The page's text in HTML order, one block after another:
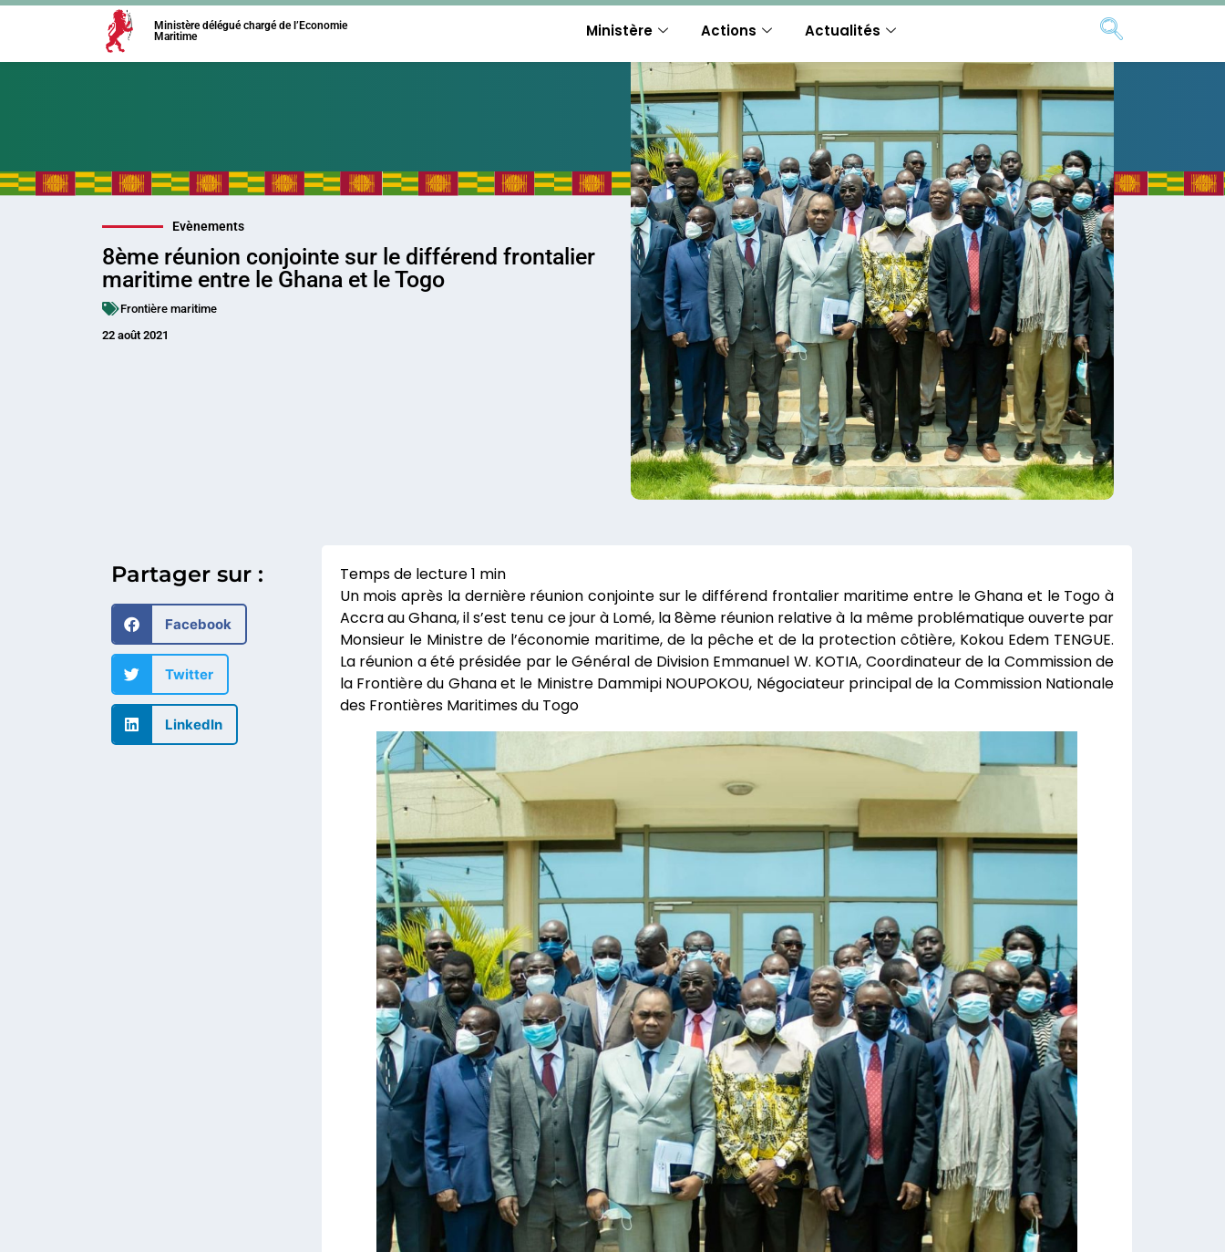
Ministère délégué chargé de l’Economie
Maritime
Ministère Actions Actualités
Evènements
8ème réunion conjointe sur le différend frontalier
maritime entre le Ghana et le Togo
Frontière maritime
22 août 2021
Partager sur :
Facebook
Twitter
LinkedIn
Un mois après la dernière réunion conjointe sur le différend frontalier maritime entre le Ghana et le Togo à
Accra au Ghana, il s’est tenu ce jour à Lomé, la 8ème réunion relative à la même problématique ouverte par
Monsieur le Ministre de l’économie maritime, de la pêche et de la protection côtière, Kokou Edem TENGUE.
La réunion a été présidée par le Général de Division Emmanuel W. KOTIA, Coordinateur de la Commission de
la Frontière du Ghana et le Ministre Dammipi NOUPOKOU, Négociateur principal de la Commission Nationale
des Frontières Maritimes du Togo